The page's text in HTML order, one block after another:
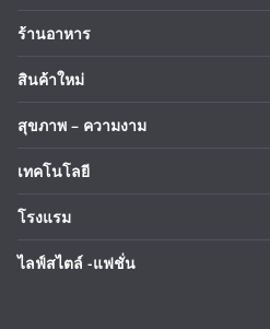
ร้านอาหาร
สินค้าใหม่
สุขภาพ – ความงาม
เทคโนโลยี
โรงแรม
ไลฟ์สไตล์ -แฟชั่น